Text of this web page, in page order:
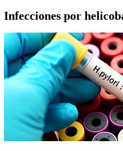
Infecciones por